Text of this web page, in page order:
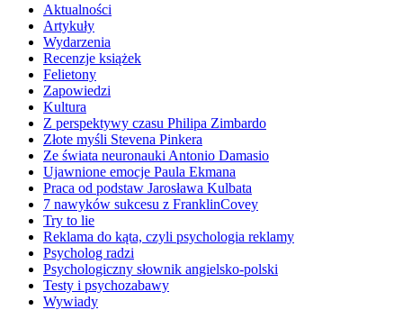
Aktualności
Artykuły
Wydarzenia
Recenzje książek
Felietony
Zapowiedzi
Kultura
Z perspektywy czasu Philipa Zimbardo
Złote myśli Stevena Pinkera
Ze świata neuronauki Antonio Damasio
Ujawnione emocje Paula Ekmana
Praca od podstaw Jarosława Kulbata
7 nawyków sukcesu z FranklinCovey
Try to lie
Reklama do kąta, czyli psychologia reklamy
Psycholog radzi
Psychologiczny słownik angielsko-polski
Testy i psychozabawy
Wywiady